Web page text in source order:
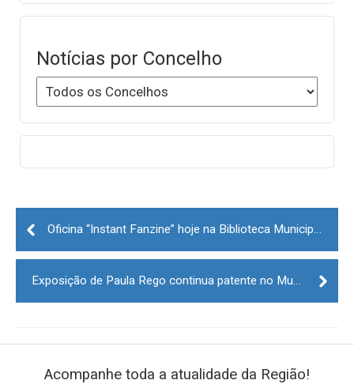
Notícias por Concelho
Post
navigation
Oficina “Instant Fanzine” hoje na Biblioteca Municipal Eduardo Lourenço da Guarda
Exposição de Paula Rego continua patente no Museu da Guarda
Acompanhe toda a atualidade da Região!